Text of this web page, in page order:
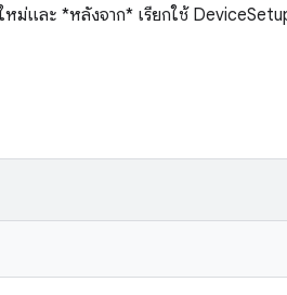
ม่และ *หลังจาก* เรียกใช้